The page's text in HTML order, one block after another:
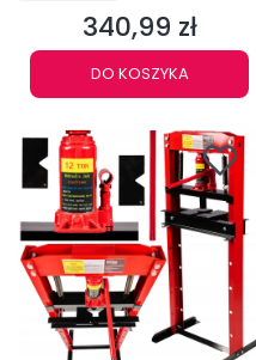
Cena
340,99 zł
DO KOSZYKA